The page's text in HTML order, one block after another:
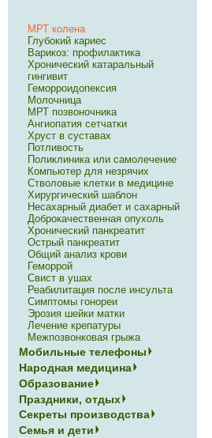
МРТ колена
Глубокий кариес
Варикоз: профилактика
Хронический катаральный
гингивит
Геморроидопексия
Молочница
МРТ позвоночника
Ангиопатия сетчатки
Хруст в суставах
Потливость
Поликлиника или самолечение
Компьютер для незрячих
Стволовые клетки в медицине
Хирургический шаблон
Несахарный диабет и сахарный
Доброкачественная опухоль
Хронический панкреатит
Острый панкреатит
Общий анализ крови
Геморрой
Свист в ушах
Реабилитация после инсульта
Симптомы гонореи
Эрозия шейки матки
Лечение крепатуры
Межпозвонковая грыжа
Мобильные телефоны
Народная медицина
Образование
Праздники, отдых
Секреты производства
Семья и дети